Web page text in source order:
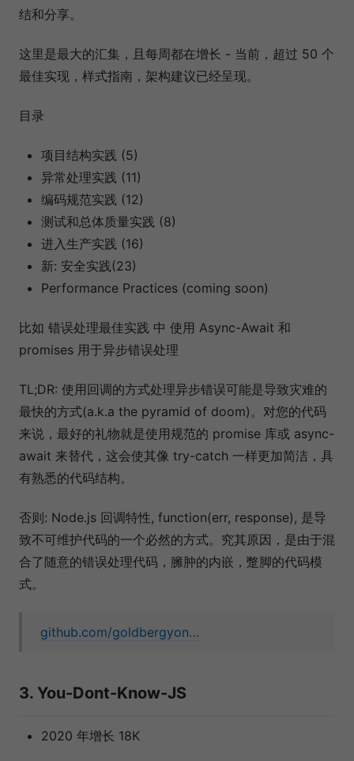
结和分享。
这里是最大的汇集，且每周都在增长 - 当前，超过 50 个
最佳实现，样式指南，架构建议已经呈现。
目录
项目结构实践 (5)
异常处理实践 (11)
编码规范实践 (12)
测试和总体质量实践 (8)
进入生产实践 (16)
新: 安全实践(23)
Performance Practices (coming soon)
比如 错误处理最佳实践 中 使用 Async-Await 和
promises 用于异步错误处理
TL;DR: 使用回调的方式处理异步错误可能是导致灾难的
最快的方式(a.k.a the pyramid of doom)。对您的代码
来说，最好的礼物就是使用规范的 promise 库或 async-
await 来替代，这会使其像 try-catch 一样更加简洁，具
有熟悉的代码结构。
否则: Node.js 回调特性, function(err, response), 是导
致不可维护代码的一个必然的方式。究其原因，是由于混
合了随意的错误处理代码，臃肿的内嵌，蹩脚的代码模
式。
github.com/goldbergyon…
3. You-Dont-Know-JS
2020 年增长 18K